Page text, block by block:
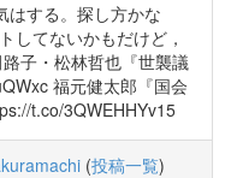
はする。探し方かな
してないかもだけど，
子・松林哲也『世襲議
福元健太郎『国会
t.co/3QWEHHYv15
(投稿一覧)